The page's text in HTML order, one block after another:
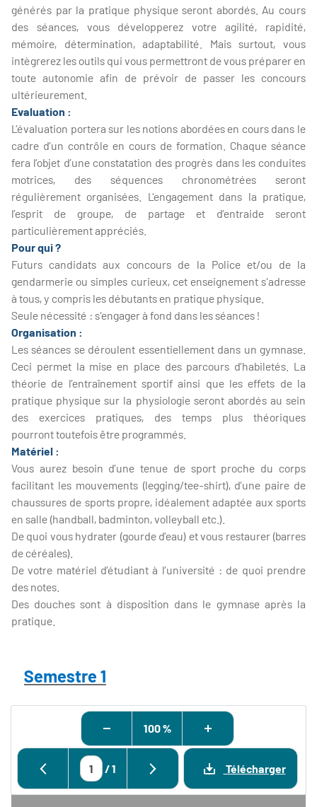
générés par la pratique physique seront abordés. Au cours
des séances, vous développerez votre agilité, rapidité,
mémoire, détermination, adaptabilité. Mais surtout, vous
intègrerez les outils qui vous permettront de vous préparer en
toute autonomie afin de prévoir de passer les concours
ultérieurement.
Evaluation :
L’évaluation portera sur les notions abordées en cours dans le
cadre d’un contrôle en cours de formation. Chaque séance
fera l’objet d’une constatation des progrès dans les conduites
motrices, des séquences chronométrées seront
régulièrement organisées. L’engagement dans la pratique,
l’esprit de groupe, de partage et d’entraide seront
particulièrement appréciés.
Pour qui ?
Futurs candidats aux concours de la Police et/ou de la
gendarmerie ou simples curieux, cet enseignement s'adresse
à tous, y compris les débutants en pratique physique.
Seule nécessité : s'engager à fond dans les séances !
Organisation :
Les séances se déroulent essentiellement dans un gymnase.
Ceci permet la mise en place des parcours d’habiletés. La
théorie de l’entraînement sportif ainsi que les effets de la
pratique physique sur la physiologie seront abordés au sein
des exercices pratiques, des temps plus théoriques
pourront toutefois être programmés.
Matériel :
Vous aurez besoin d’une tenue de sport proche du corps
facilitant les mouvements (legging/tee-shirt), d’une paire de
chaussures de sports propre, idéalement adaptée aux sports
en salle (handball, badminton, volleyball etc.).
De quoi vous hydrater (gourde d’eau) et vous restaurer (barres
de céréales).
De votre matériel d’étudiant à l’université : de quoi prendre
des notes.
Des douches sont à disposition dans le gymnase après la
pratique.
Semestre 1
100 %
/1 Télécharger